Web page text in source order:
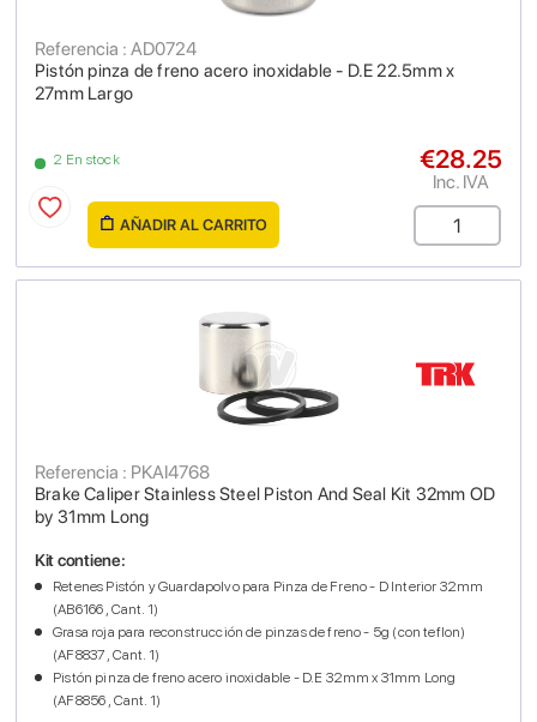
Pistón pinza de freno acero inoxidable - D.E 22.5mm x
27mm Largo
Referencia : AD0724
2 En stock €28.25
Inc. IVA
AÑADIR AL CARRITO
Brake Caliper Stainless Steel Piston And Seal Kit 32mm OD
by 31mm Long
Referencia : PKAI4768
Kit contiene:
Retenes Pistón y Guardapolvo para Pinza de Freno - D Interior 32mm
(AB6166 , Cant. 1)
Grasa roja para reconstrucción de pinzas de freno - 5g (con teflon)
(AF8837 , Cant. 1)
Pistón pinza de freno acero inoxidable - D.E 32mm x 31mm Long
(AF8856 , Cant. 1)